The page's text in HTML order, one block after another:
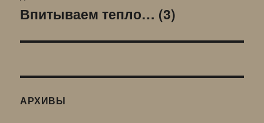
Следующая
Впитываем тепло… (3)
АРХИВЫ